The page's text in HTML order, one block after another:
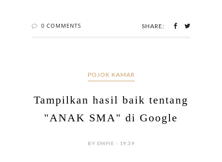
0 COMMENTS SHARE:
POJOK KAMAR
Tampilkan hasil baik tentang
"ANAK SMA" di Google
BY EMPIE - 19:39